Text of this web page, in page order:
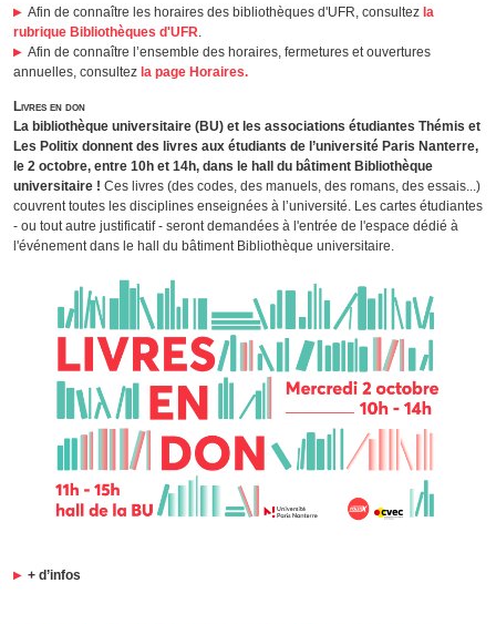
Afin de connaître les horaires des bibliothèques d'UFR, consultez la
rubrique Bibliothèques d'UFR.
Afin de connaître l’ensemble des horaires, fermetures et ouvertures
annuelles, consultez la page Horaires.
Livres en don
La bibliothèque universitaire (BU) et les associations étudiantes Thémis et
Les Politix donnent des livres aux étudiants de l’université Paris Nanterre,
le 2 octobre, entre 10h et 14h, dans le hall du bâtiment Bibliothèque
universitaire ! Ces livres (des codes, des manuels, des romans, des essais...)
couvrent toutes les disciplines enseignées à l’université. Les cartes étudiantes
- ou tout autre justificatif - seront demandées à l'entrée de l'espace dédié à
l'événement dans le hall du bâtiment Bibliothèque universitaire.
+ d’infos